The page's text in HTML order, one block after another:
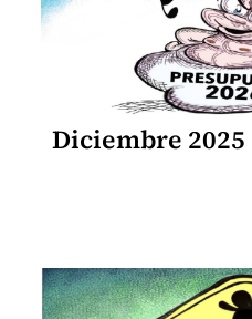
Diciembre 2025